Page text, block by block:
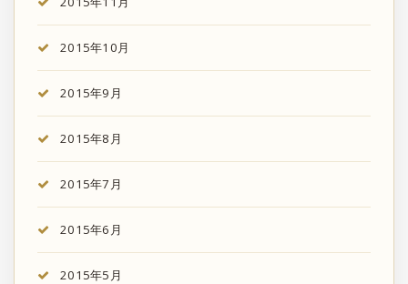
2015年10月
2015年9月
2015年8月
2015年7月
2015年6月
2015年5月